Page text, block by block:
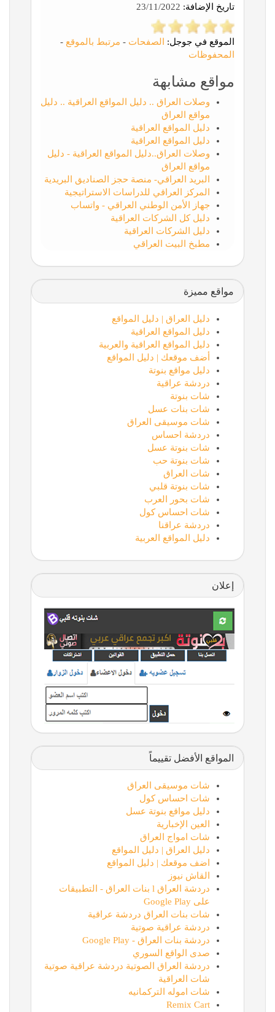
تاريخ الإضافة:
الموقع في جوجل: الصفحات - مرتبط بالموقع -
المحفوظات
مواقع مشابهة
وصلات العراق .. دليل المواقع العراقية .. دليل
مواقع العراق
دليل المواقع العراقية
دليل المواقع العراقية
وصلات العراق..دليل المواقع العراقية - دليل
مواقع العراق
البريد العراقي- منصة حجز الصناديق البريدية
المركز العراقي للدراسات الاستراتيجية
جهاز الأمن الوطني العراقي - واتساب
دليل كل الشركات العراقية
دليل الشركات العراقية
مطبخ البيت العراقي
مواقع مميزة
دليل العراق | دليل المواقع
دليل المواقع العراقية
دليل المواقع العراقية والعربية
أضف موقعك | دليل المواقع
دليل مواقع بنوتة
دردشة عراقية
شات بنوتة
شات بنات عسل
شات موسيقى العراق
دردشة احساس
شات بنوتة عسل
شات بنوتة حب
شات العراق
شات بنوتة قلبي
شات بحور العرب
شات احساس كول
دردشة عراقنا
دليل المواقع العربية
إعلان
المواقع الأفضل تقييماً
شات موسيقى العراق
شات احساس كول
دليل مواقع بنوتة عسل
العين الإخبارية
شات امواج العراق
دليل العراق | دليل المواقع
اضف موقعك | دليل المواقع
القاش نيوز
دردشة العراق l بنات العراق - التطبيقات
على Google Play
شات بنات العراق دردشة عراقية
دردشة عراقية صوتية
دردشة بنات العراق - Google Play
صدى الواقع السوري
دردشة العراق الصوتية دردشة عراقية صوتية
شات العراقية
شات اموله التركمانيه
Remix Cart